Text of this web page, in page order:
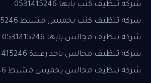
شركة تنظيف كنب بابها 0531415246
شركة تنظيف كنب بخميس مشيط 0531415246
شركة تنظيف مجالس بابها 0531415246.
شركة تنظيف مجالس باحد رفيدة 0531415246
شركة تنظيف مجالس بخميس مشيط 0531415246